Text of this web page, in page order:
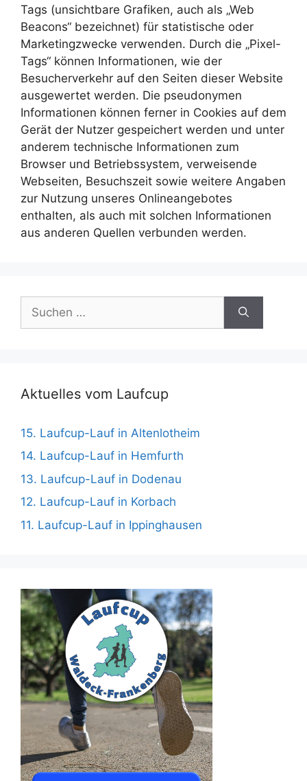
Tags (unsichtbare Grafiken, auch als „Web
Beacons“ bezeichnet) für statistische oder
Marketingzwecke verwenden. Durch die „Pixel-
Tags“ können Informationen, wie der
Besucherverkehr auf den Seiten dieser Website
ausgewertet werden. Die pseudonymen
Informationen können ferner in Cookies auf dem
Gerät der Nutzer gespeichert werden und unter
anderem technische Informationen zum
Browser und Betriebssystem, verweisende
Webseiten, Besuchszeit sowie weitere Angaben
zur Nutzung unseres Onlineangebotes
enthalten, als auch mit solchen Informationen
aus anderen Quellen verbunden werden.
nach:
Aktuelles vom Laufcup
15. Laufcup-Lauf in Altenlotheim
14. Laufcup-Lauf in Hemfurth
13. Laufcup-Lauf in Dodenau
12. Laufcup-Lauf in Korbach
11. Laufcup-Lauf in Ippinghausen